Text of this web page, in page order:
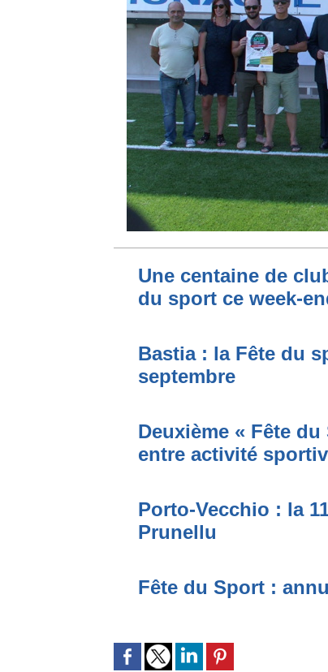
Une centaine de
du sport ce week-
Bastia : la Fête du
septembre
Deuxième « Fête
entre activité
Porto-Vecchio : la
Prunellu
Fête du Sport :